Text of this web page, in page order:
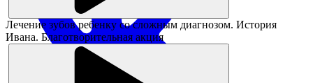
Лечение зубов ребенку со сложным диагнозом. История
Ивана. Благотворительная акция